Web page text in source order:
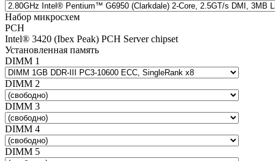
Набор микросхем
PCH
Intel® 3420 (Ibex Peak) PCH Server chipset
Установленная память
DIMM 1
DIMM 2
DIMM 3
DIMM 4
DIMM 5